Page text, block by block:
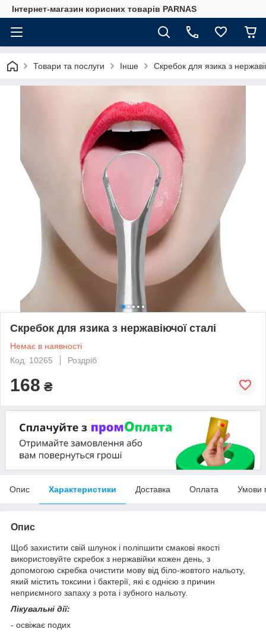
Інтернет-магазин корисних товарів PARNAS
Товари та послуги Інше Скребок для язика з
Скребок для язика з нержавіючої сталі
Немає в наявності
Код: 10265
Роздріб
168 ₴
Опис Характеристики Доставка Оплата Умови
Опис
Щоб захистити свій шлунок і поліпшити смакові якості
використовуйте скребок з нержавійки кожен день, з
допомогою скребка очистити мову від біло-жовтого нальоту,
який містить токсини і бактерії, які є однією з причин
неприємного запаху з рота і зубного нальоту.
Лікувальні дії:
- освіжає подих